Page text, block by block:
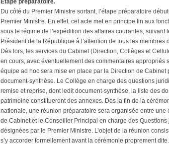
Etape préparatoire.
Du côté du Premier Ministre sortant, l’étape préparatoire
Premier Ministre. En effet, cet acte met en principe fin aux
sous le régime de l’expédition des affaires courantes,
Président de la République à l’attention de tous les membres
Dès lors, les services du Cabinet (Direction, Collèges et
en cours, avec éventuellement des commentaires
équipe ad hoc sera mise en place par la Direction de
document-synthèse. Le Collège en charge des questions
remise et reprise, dont ledit document-synthèse, la liste des
patrimoine constitueront des annexes. Dès la fin de la
nationale, une réunion préparatoire sera organisée entre
de Cabinet et le Conseiller Principal en charge des
désignées par le Premier Ministre. L’objet de la réunion
s’y accorder formellement avant la cérémonie proprement dite.